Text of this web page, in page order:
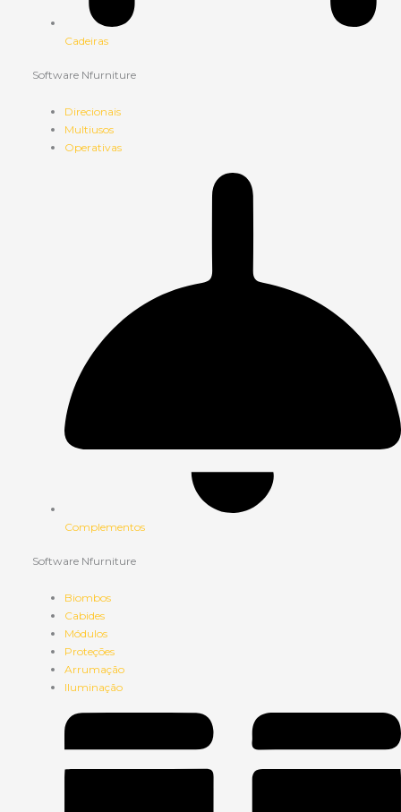
Cadeiras
Software Nfurniture
Direcionais
Multiusos
Operativas
Complementos
Software Nfurniture
Biombos
Cabides
Módulos
Proteções
Arrumação
Iluminação